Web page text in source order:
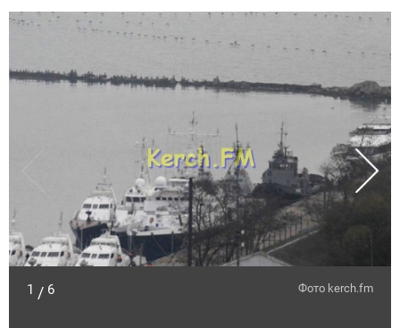
1 / 6 Фото kerch.fm